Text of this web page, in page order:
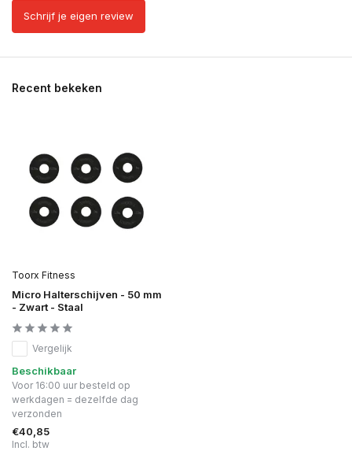
Schrijf je eigen review
Recent bekeken
Toorx Fitness
Micro Halterschijven - 50 mm
- Zwart - Staal
Vergelijk
Beschikbaar
Voor 16:00 uur besteld op
werkdagen = dezelfde dag
verzonden
€40,85
Incl. btw